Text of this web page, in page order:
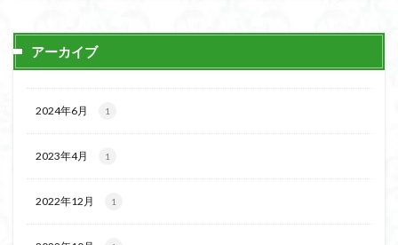
アーカイブ
2024年6月 1
2023年4月 1
2022年12月 1